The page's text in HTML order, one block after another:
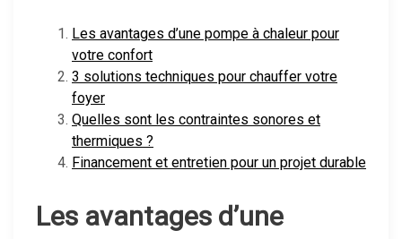
Les avantages d’une pompe à chaleur pour
votre confort
3 solutions techniques pour chauffer votre
foyer
Quelles sont les contraintes sonores et
thermiques ?
Financement et entretien pour un projet durable
Les avantages d’une